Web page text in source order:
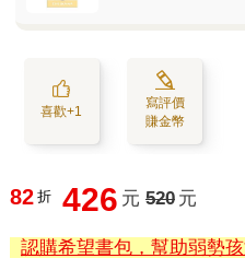
喜歡+1
寫評價
賺金幣
82 折 426 元 520 元
認購希望書包，幫助弱勢